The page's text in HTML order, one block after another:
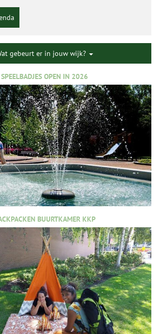
gebeurt er in jouw wijk?
SPEELBADJES OPEN IN 2026
BUURTKAMER KKP